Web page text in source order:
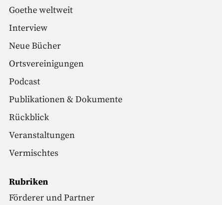
Goethe weltweit
Interview
Neue Bücher
Ortsvereinigungen
Podcast
Publikationen & Dokumente
Rückblick
Veranstaltungen
Vermischtes
Rubriken
Förderer und Partner